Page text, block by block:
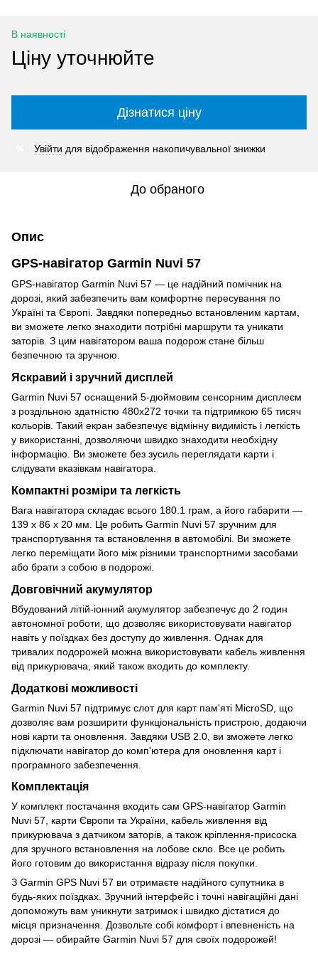
В наявності
Ціну уточнюйте
Дізнатися ціну
Увійти для відображення накопичувальної знижки
До обраного
Опис
GPS-навігатор Garmin Nuvi 57
GPS-навігатор Garmin Nuvi 57 — це надійний помічник на
дорозі, який забезпечить вам комфортне пересування по
Україні та Європі. Завдяки попередньо встановленим картам,
ви зможете легко знаходити потрібні маршрути та уникати
заторів. З цим навігатором ваша подорож стане більш
безпечною та зручною.
Яскравий і зручний дисплей
Garmin Nuvi 57 оснащений 5-дюймовим сенсорним дисплеєм
з роздільною здатністю 480х272 точки та підтримкою 65 тисяч
кольорів. Такий екран забезпечує відмінну видимість і легкість
у використанні, дозволяючи швидко знаходити необхідну
інформацію. Ви зможете без зусиль переглядати карти і
слідувати вказівкам навігатора.
Компактні розміри та легкість
Вага навігатора складає всього 180.1 грам, а його габарити —
139 х 86 х 20 мм. Це робить Garmin Nuvi 57 зручним для
транспортування та встановлення в автомобілі. Ви зможете
легко переміщати його між різними транспортними засобами
або брати з собою в подорожі.
Довговічний акумулятор
Вбудований літій-іонний акумулятор забезпечує до 2 годин
автономної роботи, що дозволяє використовувати навігатор
навіть у поїздках без доступу до живлення. Однак для
тривалих подорожей можна використовувати кабель живлення
від прикурювача, який також входить до комплекту.
Додаткові можливості
Garmin Nuvi 57 підтримує слот для карт пам'яті MicroSD, що
дозволяє вам розширити функціональність пристрою, додаючи
нові карти та оновлення. Завдяки USB 2.0, ви зможете легко
підключати навігатор до комп'ютера для оновлення карт і
програмного забезпечення.
Комплектація
У комплект постачання входить сам GPS-навігатор Garmin
Nuvi 57, карти Європи та України, кабель живлення від
прикурювача з датчиком заторів, а також кріплення-присоска
для зручного встановлення на лобове скло. Все це робить
його готовим до використання відразу після покупки.
З Garmin GPS Nuvi 57 ви отримаєте надійного супутника в
будь-яких поїздках. Зручний інтерфейс і точні навігаційні дані
допоможуть вам уникнути затримок і швидко дістатися до
місця призначення. Дозвольте собі комфорт і впевненість на
дорозі — обирайте Garmin Nuvi 57 для своїх подорожей!